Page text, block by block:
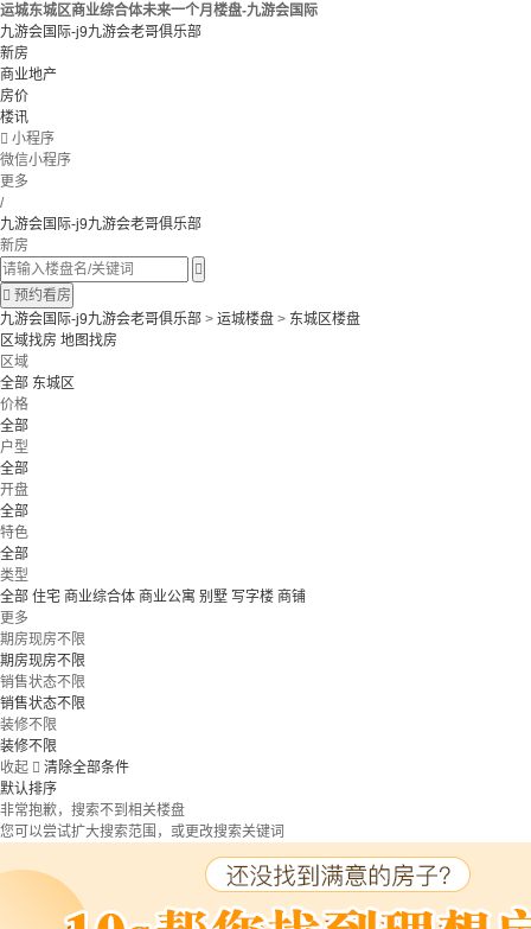
运城东城区商业综合体未来一个月楼盘-九游会国际
九游会国际-j9九游会老哥俱乐部
新房
商业地产
房价
楼讯
 小程序
微信小程序
更多
/
九游会国际-j9九游会老哥俱乐部
新房

 预约看房
九游会国际-j9九游会老哥俱乐部 > 运城楼盘 > 东城区楼盘
区域找房 地图找房
区域
全部 东城区
价格
全部
户型
全部
开盘
全部
特色
全部
类型
全部 住宅 商业综合体 商业公寓 别墅 写字楼 商铺
更多
期房现房不限
期房现房不限
销售状态不限
销售状态不限
装修不限
装修不限
收起  清除全部条件
默认排序
非常抱歉，搜索不到相关楼盘
您可以尝试扩大搜索范围，或更改搜索关键词